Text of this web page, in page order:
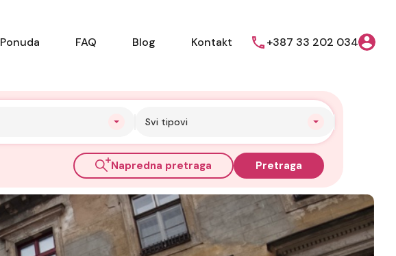
Ponuda FAQ Blog Kontakt +387 33 202 034
Svi tipovi
Napredna pretraga Pretraga